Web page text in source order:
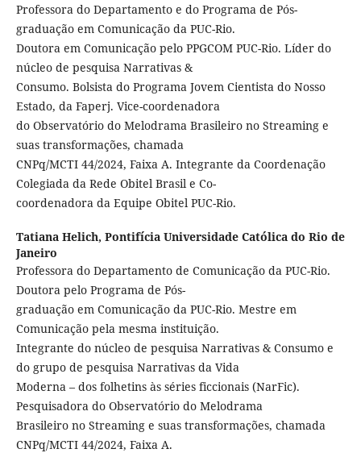
Professora do Departamento e do Programa de Pós-
graduação em Comunicação da PUC-Rio.
Doutora em Comunicação pelo PPGCOM PUC-Rio. Líder do
núcleo de pesquisa Narrativas &
Consumo. Bolsista do Programa Jovem Cientista do Nosso
Estado, da Faperj. Vice-coordenadora
do Observatório do Melodrama Brasileiro no Streaming e
suas transformações, chamada
CNPq/MCTI 44/2024, Faixa A. Integrante da Coordenação
Colegiada da Rede Obitel Brasil e Co-
coordenadora da Equipe Obitel PUC-Rio.
Tatiana Helich, Pontifícia Universidade Católica do Rio de
Janeiro
Professora do Departamento de Comunicação da PUC-Rio.
Doutora pelo Programa de Pós-
graduação em Comunicação da PUC-Rio. Mestre em
Comunicação pela mesma instituição.
Integrante do núcleo de pesquisa Narrativas & Consumo e
do grupo de pesquisa Narrativas da Vida
Moderna – dos folhetins às séries ficcionais (NarFic).
Pesquisadora do Observatório do Melodrama
Brasileiro no Streaming e suas transformações, chamada
CNPq/MCTI 44/2024, Faixa A.